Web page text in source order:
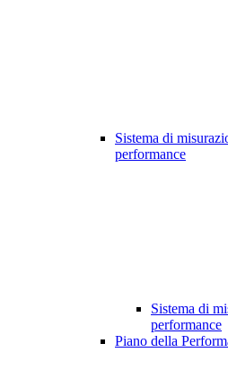
Sistema di
performance
Sistema di
performance
Piano della